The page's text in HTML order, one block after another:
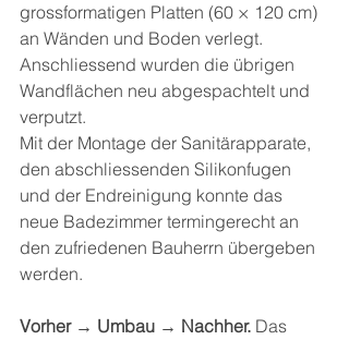
grossformatigen Platten (60 × 120 cm)
an Wänden und Boden verlegt.
Anschliessend wurden die übrigen
Wandflächen neu abgespachtelt und
verputzt.
Mit der Montage der Sanitärapparate,
den abschliessenden Silikonfugen
und der Endreinigung konnte das
neue Badezimmer termingerecht an
den zufriedenen Bauherrn übergeben
werden.
Vorher → Umbau → Nachher. Das